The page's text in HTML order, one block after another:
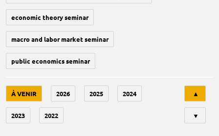
economic theory seminar
macro and labor market seminar
public economics seminar
À VENIR 2026 2025 2024
2023 2022
▲
▼